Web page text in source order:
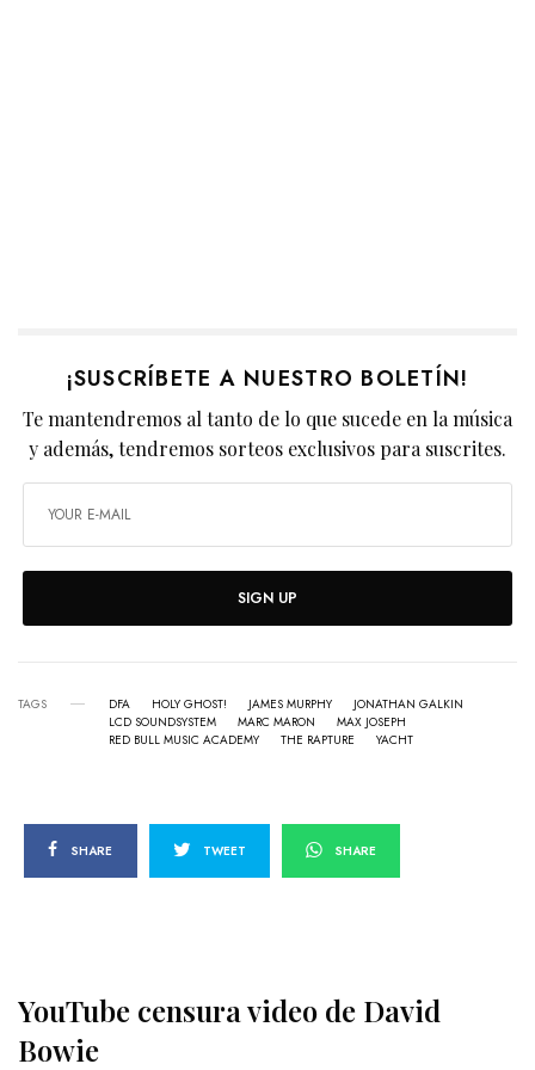
¡SUSCRÍBETE A NUESTRO BOLETÍN!
Te mantendremos al tanto de lo que sucede en la música
y además, tendremos sorteos exclusivos para suscrites.
SIGN UP
TAGS DFA HOLY GHOST! JAMES MURPHY
JONATHAN GALKIN
LCD SOUNDSYSTEM
MARC MARON
MAX JOSEPH
RED BULL MUSIC ACADEMY
THE RAPTURE YACHT
SHARE TWEET SHARE
YouTube censura video de David
Bowie